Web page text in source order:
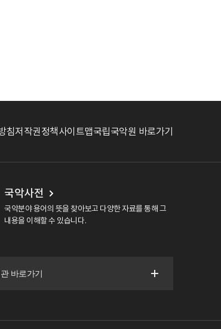
침저작권정책사이트맵국립국악원 바로가기
국악사전
국악분야 용어의 뜻을 찾아보고 다양한 자료를 통해 그
내용을 이해할 수 있습니다.